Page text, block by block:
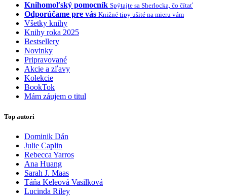
Knihomoľský pomocník Spýtajte sa Sherlocka, čo čítať
Odporúčame pre vás Knižné tipy ušité na mieru vám
Všetky knihy
Knihy roka 2025
Bestsellery
Novinky
Pripravované
Akcie a zľavy
Kolekcie
BookTok
Mám záujem o titul
Top autori
Dominik Dán
Julie Caplin
Rebecca Yarros
Ana Huang
Sarah J. Maas
Táňa Keleová Vasilková
Lucinda Riley